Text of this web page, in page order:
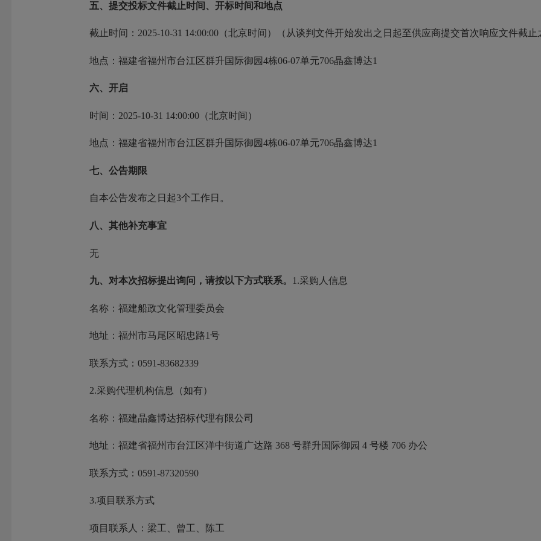
五、提交投标文件截止时间、开标时间和地点
截止时间：2025-10-31 14:00:00（北京时间）（从谈判文件开始发出之日起至供应商提交首次响应文件截止
地点：福建省福州市台江区群升国际御园4栋06-07单元706晶鑫博达1
六、开启
时间：2025-10-31 14:00:00（北京时间）
地点：福建省福州市台江区群升国际御园4栋06-07单元706晶鑫博达1
七、公告期限
自本公告发布之日起3个工作日。
八、其他补充事宜
无
九、对本次招标提出询问，请按以下方式联系。 1.采购人信息
名称：福建船政文化管理委员会
地址：福州市马尾区昭忠路1号
联系方式：0591-83682339
2.采购代理机构信息（如有）
名称：福建晶鑫博达招标代理有限公司
地址：福建省福州市台江区洋中街道广达路 368 号群升国际御园 4 号楼 706 办公
联系方式：0591-87320590
3.项目联系方式
项目联系人：梁工、曾工、陈工